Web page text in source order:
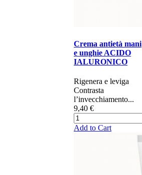
Crema antietà mani
e unghie ACIDO
IALURONICO
​​​​​​​​​Rigenera e leviga​
Contrasta
l’invecchiamento...
9,40 €
Add to Cart